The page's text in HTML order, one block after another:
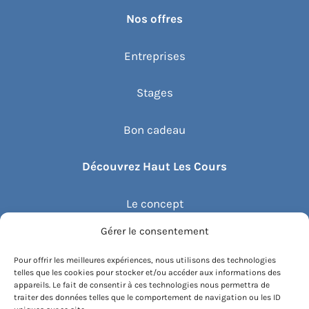
Gérer le consentement
Pour offrir les meilleures expériences, nous utilisons des technologies
telles que les cookies pour stocker et/ou accéder aux informations des
appareils. Le fait de consentir à ces technologies nous permettra de
traiter des données telles que le comportement de navigation ou les ID
Nos offres
Entreprises
Stages
Bon cadeau
Découvrez Haut Les Cours
Le concept
Blog